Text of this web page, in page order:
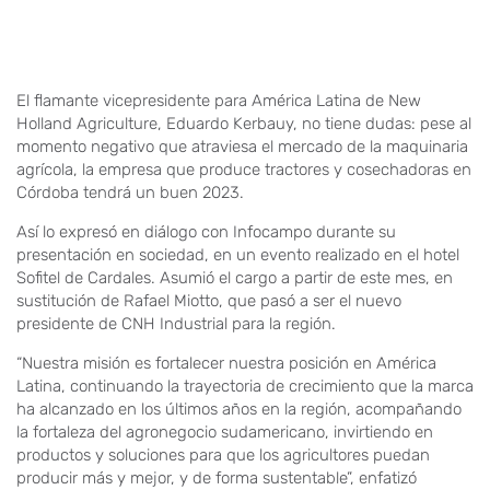
El flamante vicepresidente para América Latina de New
Holland Agriculture, Eduardo Kerbauy, no tiene dudas: pese al
momento negativo que atraviesa el mercado de la maquinaria
agrícola, la empresa que produce tractores y cosechadoras en
Córdoba tendrá un buen 2023.
Así lo expresó en diálogo con Infocampo durante su
presentación en sociedad, en un evento realizado en el hotel
Sofitel de Cardales. Asumió el cargo a partir de este mes, en
sustitución de Rafael Miotto, que pasó a ser el nuevo
presidente de CNH Industrial para la región.
“Nuestra misión es fortalecer nuestra posición en América
Latina, continuando la trayectoria de crecimiento que la marca
ha alcanzado en los últimos años en la región, acompañando
la fortaleza del agronegocio sudamericano, invirtiendo en
productos y soluciones para que los agricultores puedan
producir más y mejor, y de forma sustentable”, enfatizó